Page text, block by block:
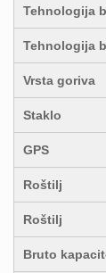
Tehnologija
Tehnologija
Vrsta goriva
Staklo
GPS
Roštilj
Roštilj
Bruto